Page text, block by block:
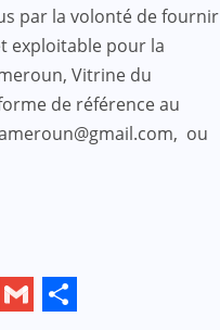
par la volonté de fournir
exploitable pour la
Vitrine du
de référence au
ou